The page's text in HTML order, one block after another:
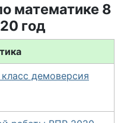
математике 8
год
демоверсия